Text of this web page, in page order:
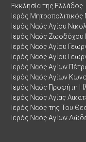
Εκκλησία της Ελλάδος
Ιερός
Ιερός Ναός Αγίου
Ιερός Ναός Ζωοδόχου
Ιερός Ναός Αγίου
Ιερός Ναός Αγίου
Ιερός Ναός Αγίων
Ιερός Ναός Αγίων
Ιερός Ναός Προφήτη
Ιερός Ναός Αγίας
Ιερός Ναός της Του
Ιερός Ναός Αγίων